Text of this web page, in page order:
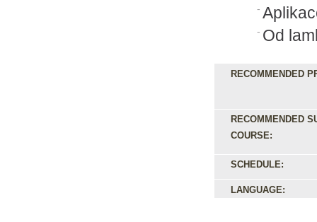
Od
RECOMMENDED
RECOMMENDED
COURSE:
SCHEDULE:
LANGUAGE: